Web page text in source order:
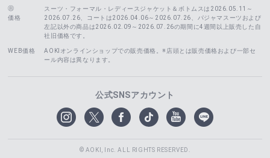
価格
スーツ・フォーマル・レディースジャケット＆ボトムスは2026.05.11～
2026.07.26、コートは2026.04.06～2026.07.26、
パジャマスーツおよび
左記以外の商品は2026.02.09～2026.07.26の期間に4週間以上販売した自
社旧価格です。
WEB価格
AOKIオンラインショップでの販売価格。※店頭とは販売価格および一部セ
ール内容は異なります。
公式SNSアカウント
© AOKI, Inc. ALL RIGHTS RESERVED.